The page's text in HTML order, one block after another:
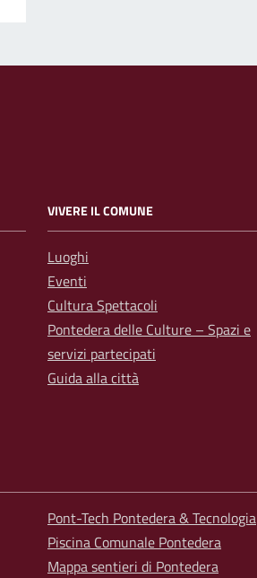
VIVERE IL COMUNE
Luoghi
Eventi
Cultura Spettacoli
Pontedera delle Culture – Spazi e
servizi partecipati
Guida alla città
Pont-Tech Pontedera & Tecnologia
Piscina Comunale Pontedera
Mappa sentieri di Pontedera